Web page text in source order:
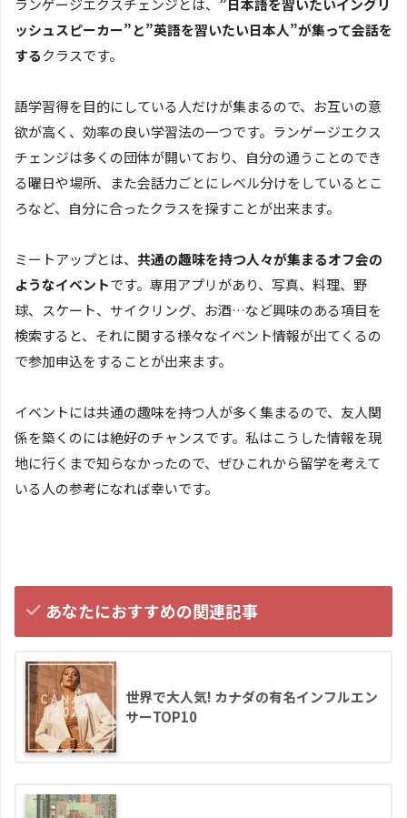
ランゲージエクスチェンジとは、 ”日本語を習いたいイングリ
ッシュスピーカー”と”英語を習いたい日本人”が集って会話を
するクラスです。
語学習得を目的にしている人だけが集まるので、お互いの意
欲が高く、効率の良い学習法の一つです。ランゲージエクス
チェンジは多くの団体が開いており、自分の通うことのでき
る曜日や場所、また会話力ごとにレベル分けをしているとこ
ろなど、自分に合ったクラスを探すことが出来ます。
ミートアップとは、 共通の趣味を持つ人々が集まるオフ会の
ようなイベントです。専用アプリがあり、写真、料理、野
球、スケート、サイクリング、お酒…など興味のある項目を
検索すると、それに関する様々なイベント情報が出てくるの
で参加申込をすることが出来ます。
イベントには共通の趣味を持つ人が多く集まるので、友人関
係を築くのには絶好のチャンスです。私はこうした情報を現
地に行くまで知らなかったので、ぜひこれから留学を考えて
いる人の参考になれば幸いです。
あなたにおすすめの関連記事
世界で大人気! カナダの有名インフルエン
サーTOP10